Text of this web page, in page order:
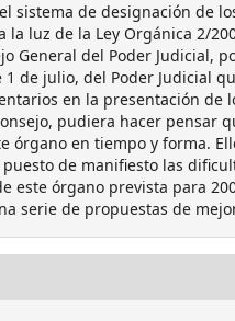
sistema de designación de
la luz de la Ley Orgánica 2/
General del Poder Judicial,
1 de julio, del Poder Judicial
en la presentación de
pudiera hacer pensar
órgano en tiempo y forma.
de manifiesto las
este órgano prevista para
serie de propuestas de